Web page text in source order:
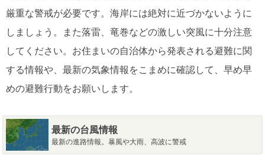
厳重な警戒が必要です。海岸には絶対に近づかないように
しましょう。また落雷、竜巻などの激しい突風に十分注意
してください。お住まいの自治体から発表される避難に関
する情報や、最新の気象情報をこまめに確認して、早め早
めの避難行動をお願いします。
最新の台風情報
最新の進路情報。暴風や大雨、高波に警戒